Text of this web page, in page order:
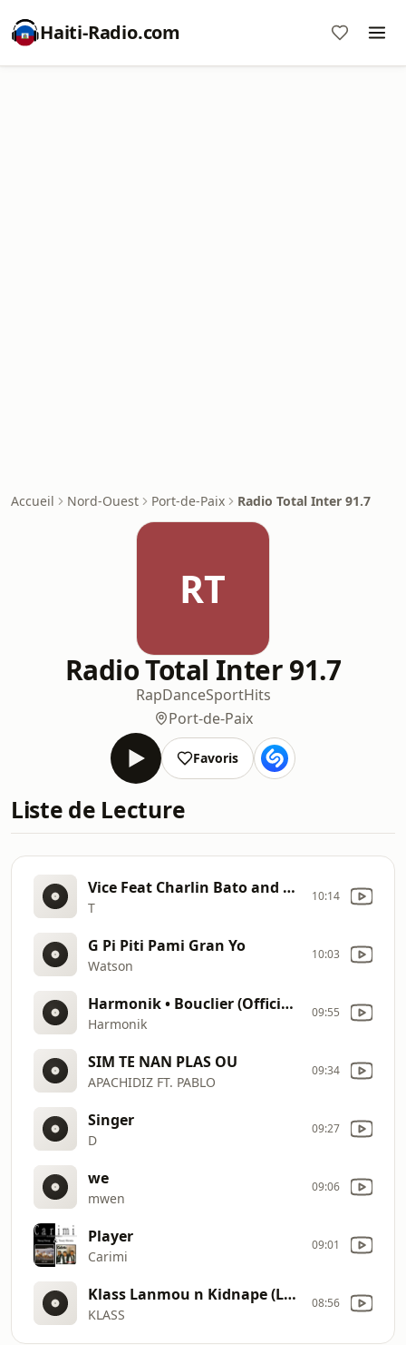
Haiti-Radio.com
Accueil Nord-Ouest Port-de-Paix Radio Total Inter 91.7
RT
Radio Total Inter 91.7
RapDanceSportHits
Port-de-Paix
Favoris
Liste de Lecture
Vice Feat Charlin Bato and GioK
T
10:14
G Pi Piti Pami Gran Yo
Watson
10:03
Harmonik • Bouclier (Official Audio)
Harmonik
09:55
SIM TE NAN PLAS OU
APACHIDIZ FT. PABLO
09:34
Singer
D
09:27
we
mwen
09:06
Player
Carimi
09:01
Klass Lanmou n Kidnape (Lyricks)
KLASS
08:56